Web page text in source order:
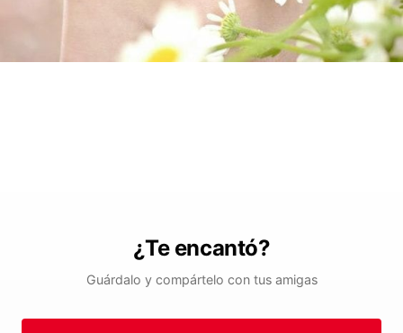
¿Te encantó?
Guárdalo y compártelo con tus amigas